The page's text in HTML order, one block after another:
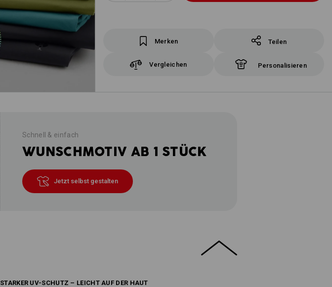
Merken Teilen
Vergleichen Personalisieren
Schnell & einfach
WUNSCHMOTIV AB 1 STÜCK
Jetzt selbst gestalten
STARKER UV-SCHUTZ – LEICHT AUF DER HAUT